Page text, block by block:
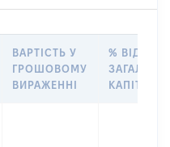
ВАРТІСТЬ У
ГРОШОВОМУ
ВИРАЖЕННІ
% ВІД
КАПІТАЛУ